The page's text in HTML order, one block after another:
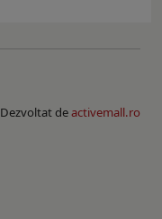
Dezvoltat deactivemall.ro